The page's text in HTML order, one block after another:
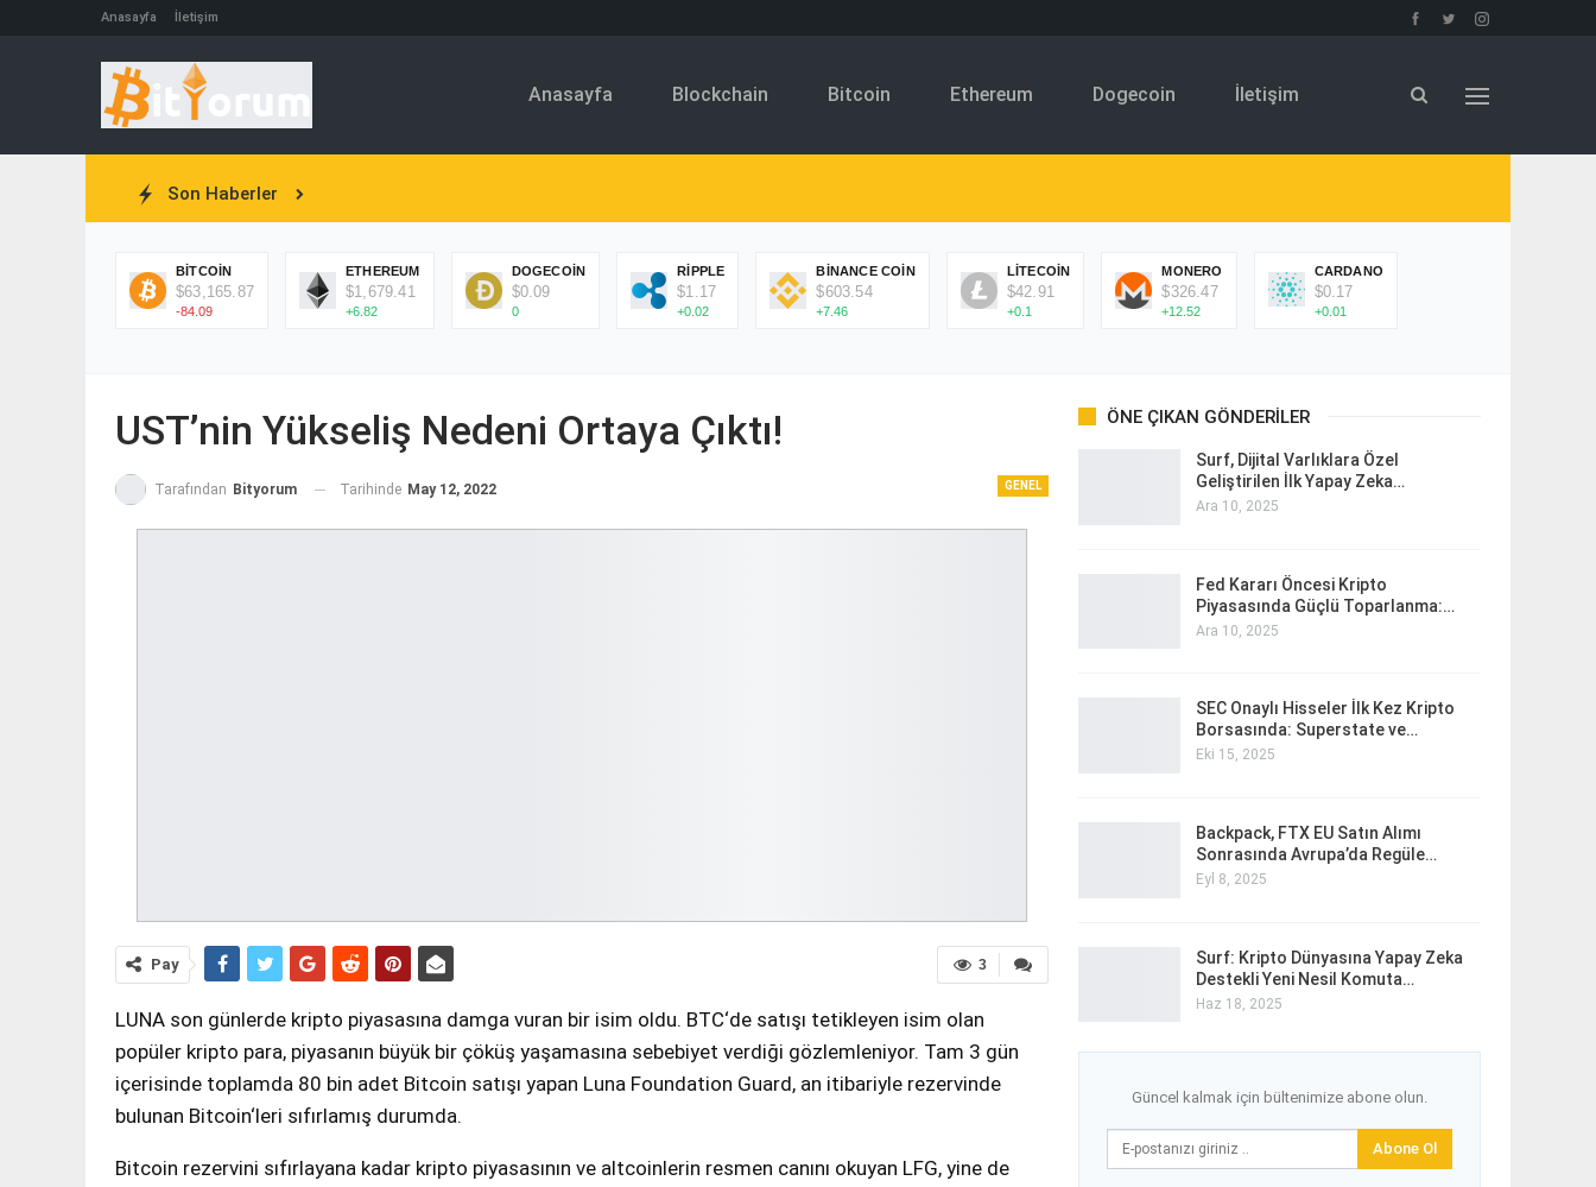
Anasayfa İletişim
Anasayfa Blockchain Bitcoin Ethereum Dogecoin İletişim
Son Haberler
BITCOIN
$63,165.87
-84.09
ETHEREUM
$1,679.41
+6.82
DOGECOIN
$0.09
0
RIPPLE
$1.17
+0.02
BINANCE COIN
$603.54
+7.46
LITECOIN
$42.91
+0.1
MONERO
$326.47
+12.52
CARDANO
$0.17
+0.01
UST’nin Yükseliş Nedeni Ortaya Çıktı!
GENEL
Tarafından Bityorum Tarihinde May 12, 2022
3
Pay
LUNA son günlerde kripto piyasasına damga vuran bir isim oldu. BTC‘de satışı tetikleyen isim olan
popüler kripto para, piyasanın büyük bir çöküş yaşamasına sebebiyet verdiği gözlemleniyor. Tam 3 gün
içerisinde toplamda 80 bin adet Bitcoin satışı yapan Luna Foundation Guard, an itibariyle rezervinde
bulunan Bitcoin‘leri sıfırlamış durumda.
Bitcoin rezervini sıfırlayana kadar kripto piyasasının ve altcoinlerin resmen canını okuyan LFG, yine de
ÖNE ÇIKAN GÖNDERILER
Surf, Dijital Varlıklara Özel
Geliştirilen İlk Yapay Zeka…
Ara 10, 2025
Fed Kararı Öncesi Kripto
Piyasasında Güçlü Toparlanma:…
Ara 10, 2025
SEC Onaylı Hisseler İlk Kez Kripto
Borsasında: Superstate ve…
Eki 15, 2025
Backpack, FTX EU Satın Alımı
Sonrasında Avrupa’da Regüle…
Eyl 8, 2025
Surf: Kripto Dünyasına Yapay Zeka
Destekli Yeni Nesil Komuta…
Haz 18, 2025
Güncel kalmak için bültenimize abone olun.
Abone Ol